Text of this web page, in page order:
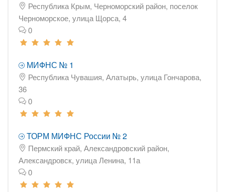
Республика Крым, Черноморский район, поселок
Черноморское, улица Щорса, 4
0
МИФНС № 1
Республика Чувашия, Алатырь, улица Гончарова,
36
0
ТОРМ МИФНС России № 2
Пермский край, Александровский район,
Александровск, улица Ленина, 11а
0